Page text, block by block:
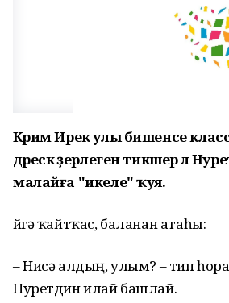
Кәрим Ирек улы бишенсе
дәрескә әҙерлеген тикшерә лә
малайға "икеле" ҡуя.
Өйгә ҡайтҡас, баланан атаһы:
– Нисә алдың, улым? – тип
Нуретдин илай башлай.